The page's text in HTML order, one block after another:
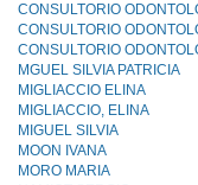
CONSULTORIO
CONSULTORIO
CONSULTORIO
MGUEL SILVIA PATRICIA
MIGLIACCIO ELINA
MIGLIACCIO, ELINA
MIGUEL SILVIA
MOON IVANA
MORO MARIA